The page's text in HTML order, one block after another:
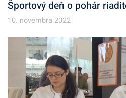
Športový deň o pohár
10. novembra 2022